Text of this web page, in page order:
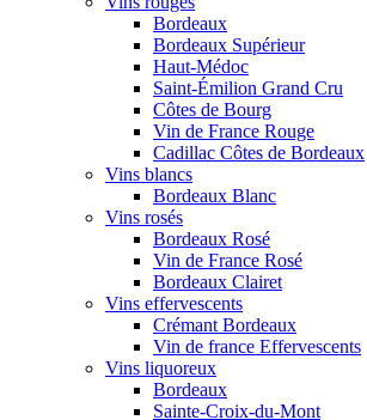
Bordeaux
Bordeaux Supérieur
Haut-Médoc
Saint-Émilion Grand Cru
Côtes de Bourg
Vin de France Rouge
Cadillac Côtes de Bordeaux
Vins blancs
Bordeaux Blanc
Vins rosés
Bordeaux Rosé
Vin de France Rosé
Bordeaux Clairet
Vins effervescents
Crémant Bordeaux
Vin de france Effervescents
Vins liquoreux
Bordeaux
Sainte-Croix-du-Mont